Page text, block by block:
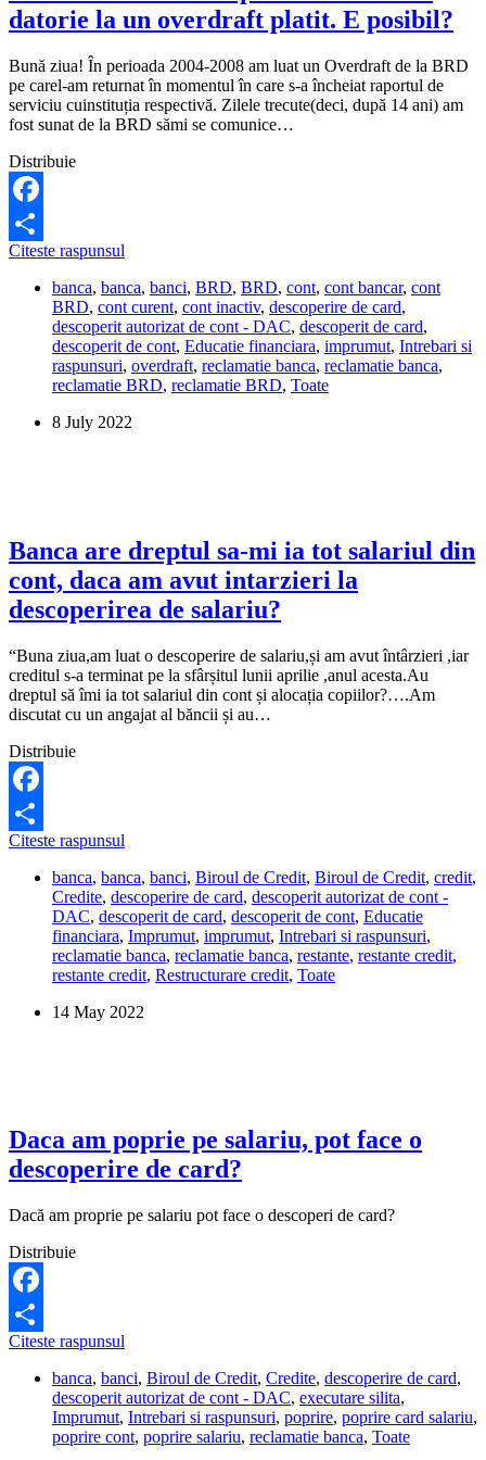
datorie la un overdraft platit. E posibil?
Bună ziua! În perioada 2004-2008 am luat un Overdraft de la BRD
pe carel-am returnat în momentul în care s-a încheiat raportul de
serviciu cuinstituția respectivă. Zilele trecute(deci, după 14 ani) am
fost sunat de la BRD sămi se comunice…
Distribuie
Facebook
Share
Citeste raspunsul
a
anuntat
dupa
14
ani
ca
o
posibil?
banca, banca, banci, BRD, BRD, cont, cont bancar, cont
BRD, cont curent, cont inactiv, descoperire de card,
descoperit autorizat de cont - DAC, descoperit de card,
descoperit de cont, Educatie financiara, imprumut, Intrebari si
raspunsuri, overdraft, reclamatie banca, reclamatie banca,
reclamatie BRD, reclamatie BRD, Toate
8 July 2022
Banca are dreptul sa-mi ia tot salariul din
cont, daca am avut intarzieri la
descoperirea de salariu?
“Buna ziua,am luat o descoperire de salariu,și am avut întârzieri ,iar
creditul s-a terminat pe la sfârșitul lunii aprilie ,anul acesta.Au
dreptul să îmi ia tot salariul din cont și alocația copiilor?….Am
discutat cu un angajat al băncii și au…
Distribuie
Facebook
Share
Citeste raspunsul
dreptul
sa-
mi
ia
tot
salariul
cont,
descoperirea
de
salariu?
banca, banca, banci, Biroul de Credit, Biroul de Credit, credit,
Credite, descoperire de card, descoperit autorizat de cont -
DAC, descoperit de card, descoperit de cont, Educatie
financiara, Imprumut, imprumut, Intrebari si raspunsuri,
reclamatie banca, reclamatie banca, restante, restante credit,
restante credit, Restructurare credit, Toate
14 May 2022
Daca am poprie pe salariu, pot face o
descoperire de card?
Dacă am proprie pe salariu pot face o descoperi de card?
Distribuie
Facebook
Share
Citeste raspunsul
poprie
pe
salariu,
pot
banca, banci, Biroul de Credit, Credite, descoperire de card,
descoperit autorizat de cont - DAC, executare silita,
Imprumut, Intrebari si raspunsuri, poprire, poprire card salariu,
poprire cont, poprire salariu, reclamatie banca, Toate